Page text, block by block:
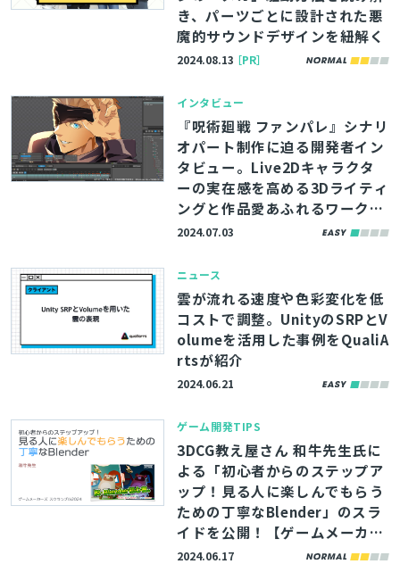
き、パーツごとに設計された悪
魔的サウンドデザインを紐解く
2024.08.13［PR］
インタビュー
『呪術廻戦 ファンパレ』シナリ
オパート制作に迫る開発者イン
タビュー。Live2Dキャラクタ
ーの実在感を高める3Dライティ
ングと作品愛あふれるワークフ
ロー【CAGC2024】
2024.07.03
ニュース
雲が流れる速度や色彩変化を低
コストで調整。UnityのSRPとV
olumeを活用した事例をQualiA
rtsが紹介
2024.06.21
ゲーム開発TIPS
3DCG教え屋さん 和牛先生氏に
よる「初心者からのステップア
ップ！見る人に楽しんでもらう
ための丁寧なBlender」のスラ
イドを公開！【ゲームメーカー
ズ スクランブル2024】
2024.06.17